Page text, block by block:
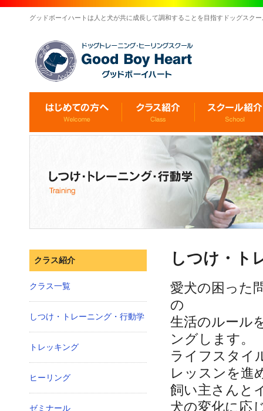
グッドボーイハートは人と犬が共に成長して調和することを目指すドッグスク
クラス紹介
クラス一覧
しつけ・トレーニング・行動学
トレッキング
ヒーリング
ゼミナール
しつけ・ト
愛犬の困った
の
生活のルール
ングします。
ライフスタイ
レッスンを進
飼い主さんと
犬の変化に応